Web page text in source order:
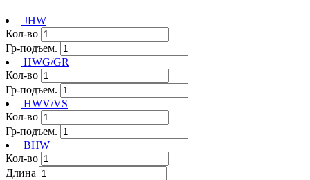
JHW
Кол-во
Гр-подъем.
HWG/GR
Кол-во
Гр-подъем.
HWV/VS
Кол-во
Гр-подъем.
BHW
Кол-во
Длина